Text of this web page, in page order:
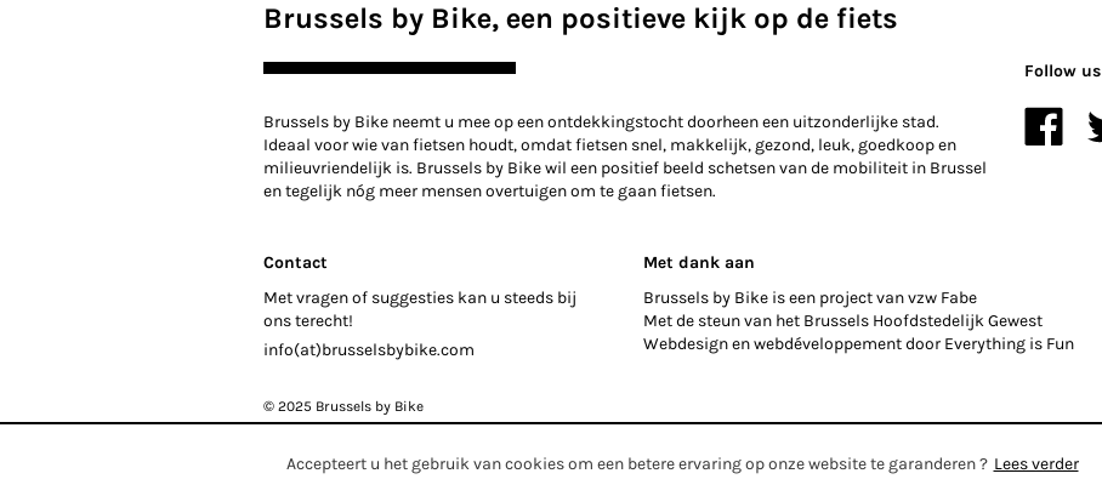
Accepteert u het gebruik van cookies om een ​​betere ervaring op onze website te garanderen ? Lees verder
Brussels by Bike, een positieve kijk op de fiets
Brussels by Bike neemt u mee op een ontdekkingstocht doorheen een uitzonderlijke stad.
Ideaal voor wie van fietsen houdt, omdat fietsen snel, makkelijk, gezond, leuk, goedkoop en
milieuvriendelijk is. Brussels by Bike wil een positief beeld schetsen van de mobiliteit in Brussel
en tegelijk nóg meer mensen overtuigen om te gaan fietsen.
Follow us
Contact
Met vragen of suggesties kan u steeds bij
ons terecht!
info(at)brusselsbybike.com
© 2025 Brussels by Bike
Met dank aan
Brussels by Bike is een project van vzw Fabe
Met de steun van het Brussels Hoofdstedelijk Gewest
Webdesign en webdéveloppement door Everything is Fun